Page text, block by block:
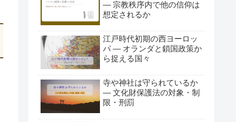
― 宗教秩序内で他の信仰は
想定されるか
江戸時代初期の西ヨーロッ
パ ― オランダと鎖国政策か
ら捉える国々
寺や神社は守られているか
― 文化財保護法の対象・制
限・刑罰